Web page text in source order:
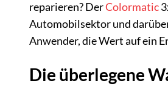
reparieren? DerColormatic
Automobilsektor und
Anwender, die Wert auf ein
Die überlegene